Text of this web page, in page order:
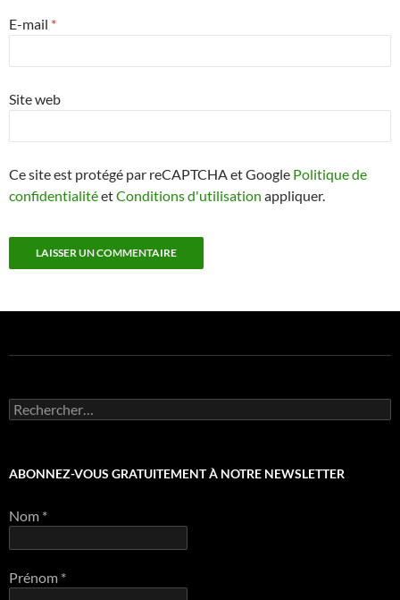
E-mail *
Site web
Ce site est protégé par reCAPTCHA et Google Politique de
confidentialitéetConditions d'utilisation appliquer.
Rechercher :
ABONNEZ-VOUS GRATUITEMENT À NOTRE NEWSLETTER
Nom *
Prénom *